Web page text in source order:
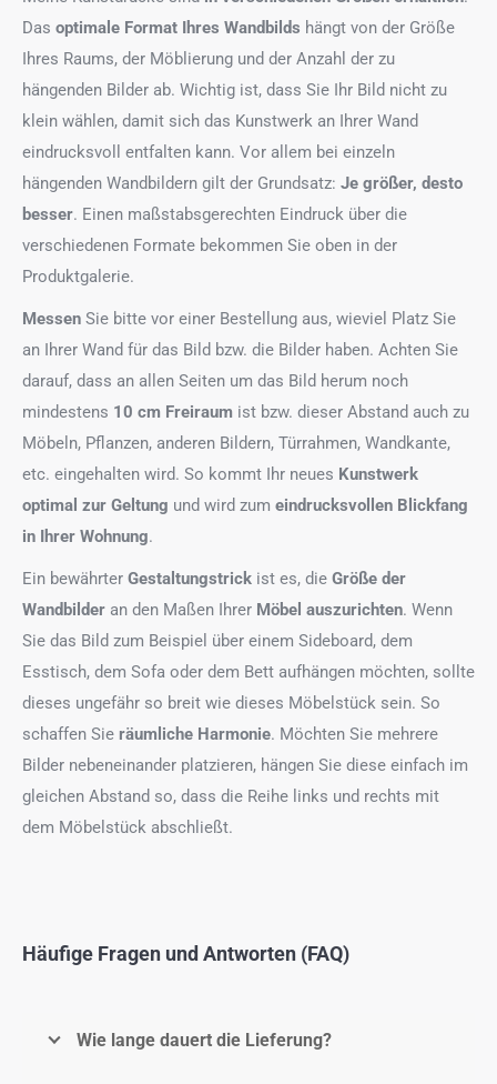
Das optimale Format Ihres Wandbilds hängt von der Größe
Ihres Raums, der Möblierung und der Anzahl der zu
hängenden Bilder ab. Wichtig ist, dass Sie Ihr Bild nicht zu
klein wählen, damit sich das Kunstwerk an Ihrer Wand
eindrucksvoll entfalten kann. Vor allem bei einzeln
hängenden Wandbildern gilt der Grundsatz: Je größer, desto
besser. Einen maßstabsgerechten Eindruck über die
verschiedenen Formate bekommen Sie oben in der
Produktgalerie.
Messen Sie bitte vor einer Bestellung aus, wieviel Platz Sie
an Ihrer Wand für das Bild bzw. die Bilder haben. Achten Sie
darauf, dass an allen Seiten um das Bild herum noch
mindestens 10 cm Freiraum ist bzw. dieser Abstand auch zu
Möbeln, Pflanzen, anderen Bildern, Türrahmen, Wandkante,
etc. eingehalten wird. So kommt Ihr neues Kunstwerk
optimal zur Geltung und wird zum eindrucksvollen Blickfang
in Ihrer Wohnung.
Ein bewährter Gestaltungstrick ist es, die Größe der
Wandbilder an den Maßen Ihrer Möbel auszurichten. Wenn
Sie das Bild zum Beispiel über einem Sideboard, dem
Esstisch, dem Sofa oder dem Bett aufhängen möchten, sollte
dieses ungefähr so breit wie dieses Möbelstück sein. So
schaffen Sie räumliche Harmonie. Möchten Sie mehrere
Bilder nebeneinander platzieren, hängen Sie diese einfach im
gleichen Abstand so, dass die Reihe links und rechts mit
dem Möbelstück abschließt.
Häufige Fragen und Antworten (FAQ)
Wie lange dauert die Lieferung?